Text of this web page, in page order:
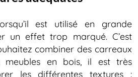
est utilisé en grande
un effet trop marqué. C’est
combiner des carreaux
en bois, il est très
les différentes textures :